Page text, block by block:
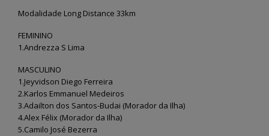
Modalidade Long Distance 33km
FEMININO
1.Andrezza S Lima
MASCULINO
1.Jeyvidson Diego Ferreira
2.Karlos Emmanuel Medeiros
3.Adailton dos Santos-Budai (Morador da Ilha)
4.Alex Félix (Morador da Ilha)
5.Camilo José Bezerra